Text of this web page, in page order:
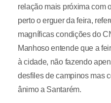
relação mais próxima com
perto o erguer da feira,
magníficas condições do
Manhoso entende que a
à cidade, não fazendo
desfiles de campinos mas
ânimo a Santarém.